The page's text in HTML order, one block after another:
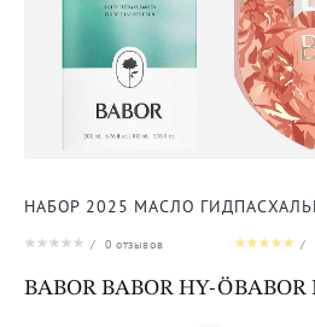
НАБОР 2025 МАСЛО
/ 0 отзывов
BABOR BABOR HY-ÖL
/
BABOR